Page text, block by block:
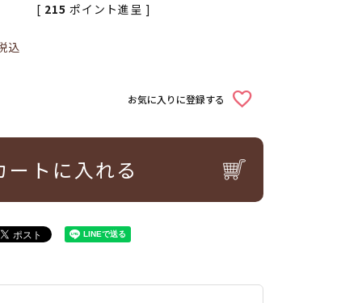
込
[ 215 ポイント進呈 ]
お気に入りに登録する
ートに入れる